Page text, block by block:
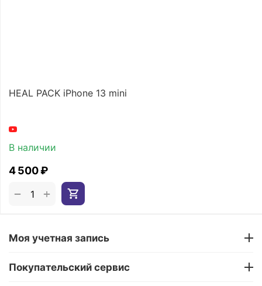
HEAL PACK iPhone 13 mini
В наличии
4 500₽
+
−
Моя учетная запись
Покупательский сервис